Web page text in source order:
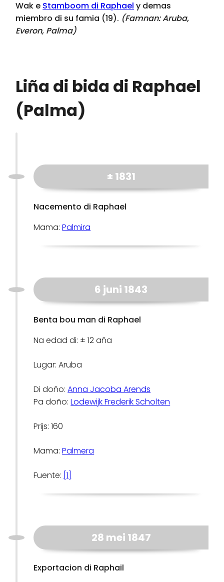
Wak e Stamboom di Raphael y demas
miembro di su famia (19). (Famnan:Aruba,
Everon, Palma)
Liña di bida di Raphael
(Palma)
± 1831
Nacemento di Raphael
Mama:Palmira
6 juni 1843
Benta bou man di Raphael
Na edad di: ± 12 aña
Lugar: Aruba
Di doño:Anna Jacoba Arends
Pa doño:Lodewijk Frederik Scholten
Prijs: 160
Mama:Palmera
Fuente: [1]
28 mei 1847
Exportacion di Raphail